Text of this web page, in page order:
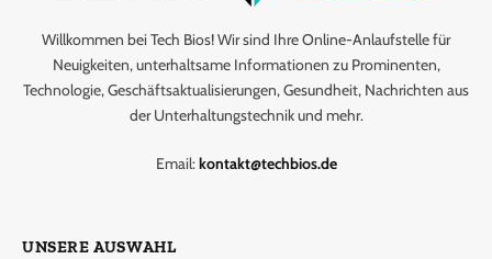
Willkommen bei Tech Bios! Wir sind Ihre Online-Anlaufstelle für
Neuigkeiten, unterhaltsame Informationen zu Prominenten,
Technologie, Geschäftsaktualisierungen, Gesundheit, Nachrichten aus
der Unterhaltungstechnik und mehr.
Email:kontakt@techbios.de
UNSERE AUSWAHL